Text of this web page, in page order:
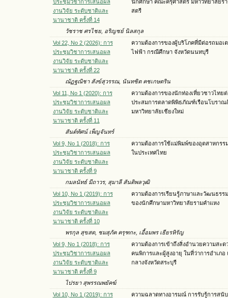
ประชุมวิชาการเสนอผล
งานวิจัย ระดับชาติและ
นานาชาติ ครั้งที่ 14
นักศึกษา คณะครุศาสตร์ มหาวิทยาลัยร
สตรี
วัชราช ศรไชย, อริญชย์ นิลสกุล
Vol 22, No 2 (2026): การ
ประชุมวิชาการเสนอผล
งานวิจัย ระดับชาติและ
นานาชาติ ครั้งที่ 22
ความต้องการของผู้บริโภคที่มีต่อรถมอเ
ไฟฟ้า กรณีศึกษา จังหวัดนนทบุรี
ณัฏฐณิชา สังข์สุวรรณ, นันทชิต คชเกษตริน
Vol 11, No 1 (2020): การ
ประชุมวิชาการเสนอผล
งานวิจัย ระดับชาติและ
นานาชาติ ครั้งที่ 11
ความต้องการของนักท่องเที่ยวชาวไทย
ประสมการตลาดพิพิธภัณฑ์เรือนโบราณ
มหาวิทยาลัยเชียงใหม่
สันต์ทัศน์ เพ็ญจันทร์
Vol 9, No 1 (2018): การ
ประชุมวิชาการเสนอผล
งานวิจัย ระดับชาติและ
นานาชาติ ครั้งที่ 9
ความต้องการใช้แม่พิมพ์ของอุตสาหกร
ในประเทศไทย
กมลนัทธ์ มีถาวร, สุมาลี สันติพลวุฒิ
Vol 10, No 1 (2019): การ
ประชุมวิชาการเสนอผล
งานวิจัย ระดับชาติและ
นานาชาติ ครั้งที่ 10
ความต้องการเรียนรู้ภาษาและวัฒนธรร
ของนักศึกษามหาวิทยาลัยรามคำแหง
พรกุล สุขสด, ชมสุภัค ครุฑกะ, เอื้อมพร เธียรหิรัญ
Vol 9, No 1 (2018): การ
ประชุมวิชาการเสนอผล
งานวิจัย ระดับชาติและ
นานาชาติ ครั้งที่ 9
ความต้องการเข้าถึงสิ่งอำนวยความสะด
คนพิการและผู้สูงอายุ ในที่ว่าการอำเภอ
กลางจังหวัดสระบุรี
ไปรยา สุพรรณพยัคฆ์
Vol 10, No 1 (2019): การ
ความฉลาดทางอารมณ์ การรับรู้การสนั